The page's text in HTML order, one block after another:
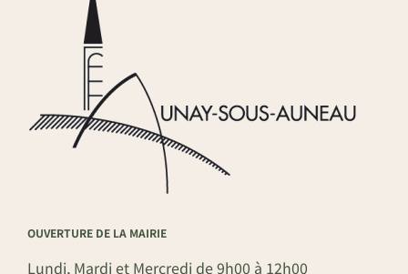
OUVERTURE DE LA MAIRIE
Lundi, Mardi et Mercredi de 9h00 à 12h00